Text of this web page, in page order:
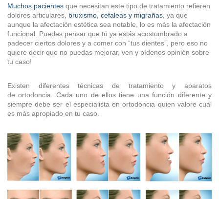
Muchos pacientes que necesitan este tipo de tratamiento refieren
dolores articulares, bruxismo, cefaleas y migrañas , ya que
aunque la afectación estética sea notable, lo es más la afectación
funcional. Puedes pensar que tú ya estás acostumbrado a
padecer ciertos dolores y a comer con “tus dientes”, pero eso no
quiere decir que no puedas mejorar, ven y pídenos opinión sobre
tu caso!
Existen diferentes técnicas de tratamiento y aparatos
de ortodoncia. Cada uno de ellos tiene una función diferente y
siempre debe ser el especialista en ortodoncia quien valore cuál
es más apropiado en tu caso.